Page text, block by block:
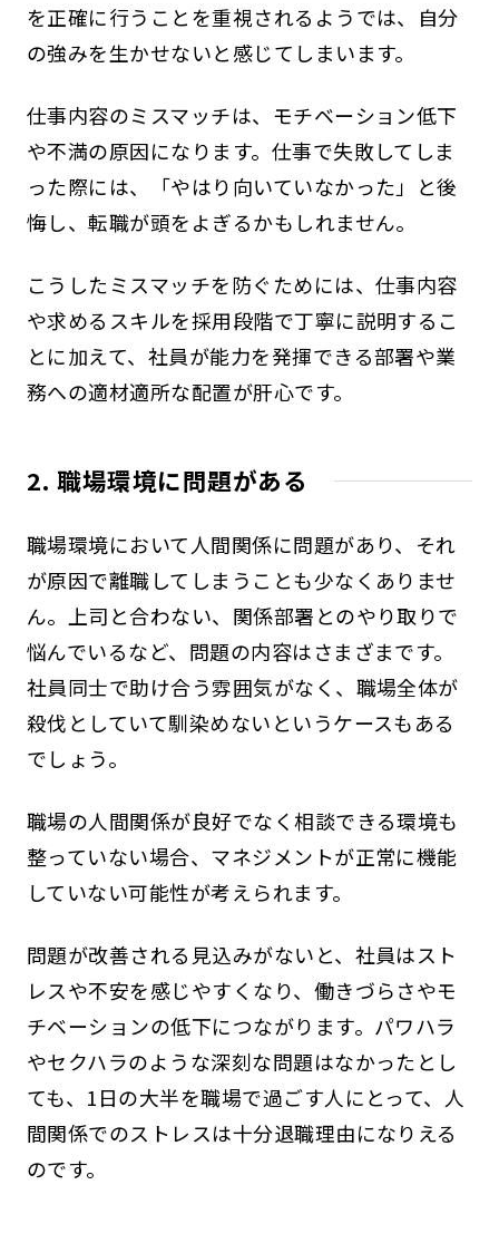
を正確に行うことを重視されるようでは、自分
の強みを生かせないと感じてしまいます。
仕事内容のミスマッチは、モチベーション低下
や不満の原因になります。仕事で失敗してしま
った際には、「やはり向いていなかった」と後
悔し、転職が頭をよぎるかもしれません。
こうしたミスマッチを防ぐためには、仕事内容
や求めるスキルを採用段階で丁寧に説明するこ
とに加えて、社員が能力を発揮できる部署や業
務への適材適所な配置が肝心です。
2. 職場環境に問題がある
職場環境において人間関係に問題があり、それ
が原因で離職してしまうことも少なくありませ
ん。上司と合わない、関係部署とのやり取りで
悩んでいるなど、問題の内容はさまざまです。
社員同士で助け合う雰囲気がなく、職場全体が
殺伐としていて馴染めないというケースもある
でしょう。
職場の人間関係が良好でなく相談できる環境も
整っていない場合、マネジメントが正常に機能
していない可能性が考えられます。
問題が改善される見込みがないと、社員はスト
レスや不安を感じやすくなり、働きづらさやモ
チベーションの低下につながります。パワハラ
やセクハラのような深刻な問題はなかったとし
ても、1日の大半を職場で過ごす人にとって、人
間関係でのストレスは十分退職理由になりえる
のです。